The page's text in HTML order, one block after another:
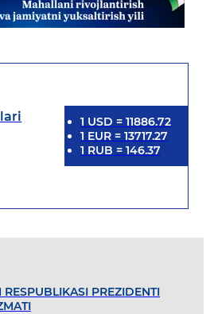
1 USD = 11886.72
1 EUR= 13717.27
1 RUB = 146.37
RESPUBLIKASI PREZIDENTI